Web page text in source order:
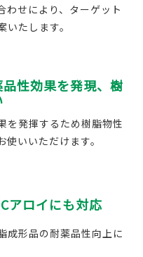
わせにより、ターゲット
たします。
性効果を発現、樹
を発揮するため樹脂物性
いいただけます。
アロイにも対応
成形品の耐薬品性向上に